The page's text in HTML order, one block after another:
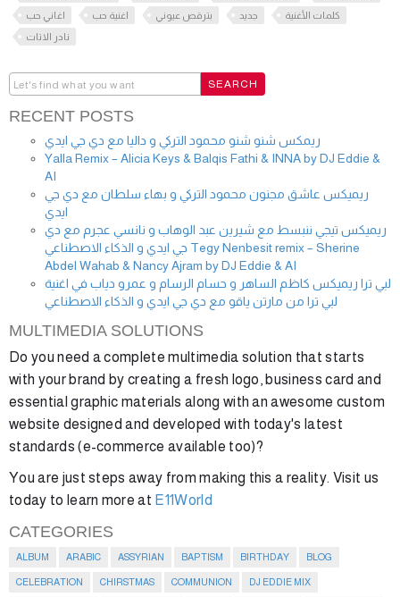
اغاني حب
اغنية حب بترقص عيوني جديد
كلمات الأغنية
نادر الاتات
RECENT POSTS
ريمكس شنو شنو محمود التركي و داليا مع دي جي ايدي
Yalla Remix – Alicia Keys & Balqis Fathi & INNA by DJ Eddie &
AI
ريميكس عاشق مجنون محمود التركي و بهاء سلطان مع دي جي
ايدي
ريميكس تيجي ننبسط مع شيرين عبد الوهاب و نانسي عجرم مع دي
جي ايدي و الذكاء الاصطناعي Tegy Nenbesit remix – Sherine
Abdel Wahab & Nancy Ajram by DJ Eddie & AI
لبي ترا ريميكس كاظم الساهر و حسام الرسام و عمرو دياب في اغنية
لبي ترا من مارتن ياقو مع دي جي ايدي و الذكاء الاصطناعي
MULTIMEDIA SOLUTIONS
Do you need a complete multimedia solution that starts
with your brand by creating a fresh logo, business card and
essential graphic materials along with an awesome custom
website designed and developed with today's latest
standards (e-commerce available too)?
You are just steps away from making this a reality. Visit us
today to learn more at E11World
CATEGORIES
ALBUM ARABIC ASSYRIAN BAPTISM BIRTHDAY BLOG
CELEBRATION CHIRSTMAS COMMUNION DJ EDDIE MIX